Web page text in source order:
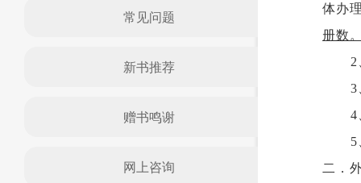
常见问题
新书推荐
赠书鸣谢
网上咨询
体办
册数
3
4
二．